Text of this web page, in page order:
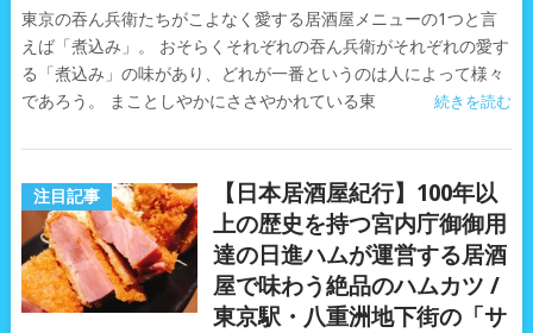
東京の吞ん兵衛たちがこよなく愛する居酒屋メニューの1つと言
えば「煮込み」。 おそらくそれぞれの吞ん兵衛がそれぞれの愛す
る「煮込み」の味があり、どれが一番というのは人によって様々
であろう。 まことしやかにささやかれている東
続きを読む
注目記事
【日本居酒屋紀行】100年以
上の歴史を持つ宮内庁御御用
達の日進ハムが運営する居酒
屋で味わう絶品のハムカツ /
東京駅・八重洲地下街の「サ